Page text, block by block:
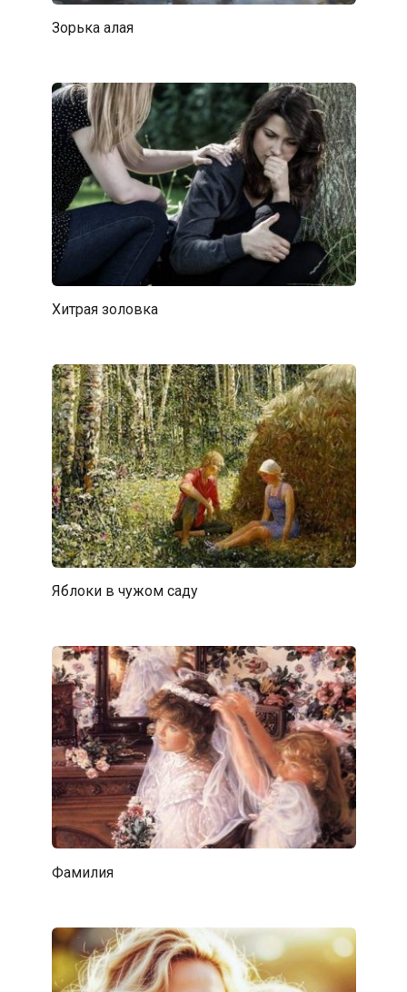
Зорька алая
Хитрая золовка
Яблоки в чужом саду
Фамилия